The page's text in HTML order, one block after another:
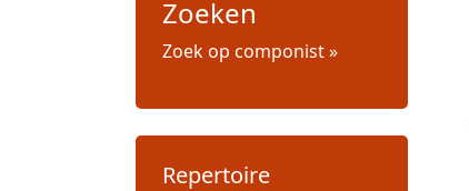
Zoeken
Zoek op componist »
Repertoire